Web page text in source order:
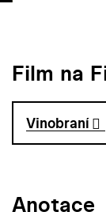
Film na
Vinobraní
Anotace